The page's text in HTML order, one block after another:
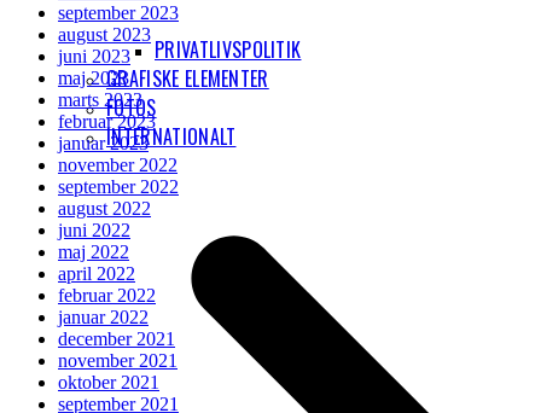
PRIVATLIVSPOLITIK
GRAFISKE ELEMENTER
FOTOS
INTERNATIONALT
september 2023
august 2023
juni 2023
maj 2023
marts 2023
februar 2023
januar 2023
november 2022
september 2022
august 2022
juni 2022
maj 2022
april 2022
februar 2022
januar 2022
december 2021
november 2021
oktober 2021
september 2021